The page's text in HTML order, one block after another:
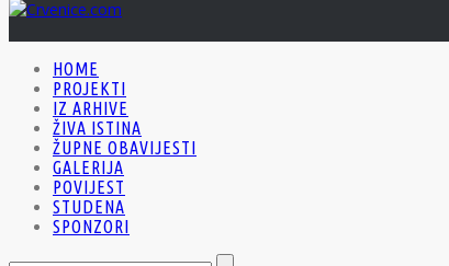
HOME
PROJEKTI
IZ ARHIVE
ŽIVA ISTINA
ŽUPNE OBAVIJESTI
GALERIJA
POVIJEST
STUDENA
SPONZORI